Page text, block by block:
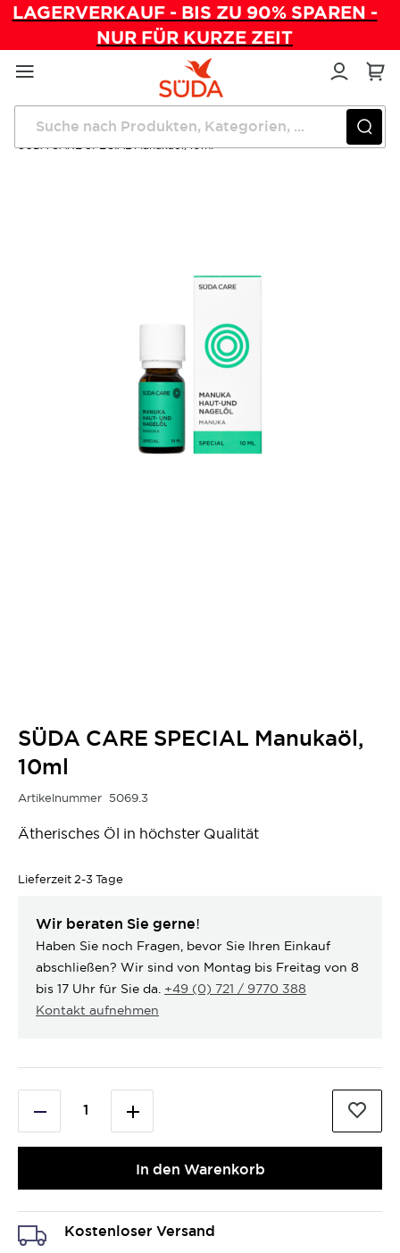
LAGERVERKAUF - BIS ZU 90% SPAREN -
NUR FÜR KURZE ZEIT
Direkt
zum
Inhalt
Startseite
Pflegeprodukte
SÜDA CARE SPECIAL Manukaöl, 10ml
SÜDA CARE SPECIAL Manukaöl,
10ml
Artikelnummer 5069.3
Ätherisches Öl in höchster Qualität
Lieferzeit 2-3 Tage
Wir beraten Sie gerne!
Haben Sie noch Fragen, bevor Sie Ihren Einkauf
abschließen? Wir sind von Montag bis Freitag von 8
bis 17 Uhr für Sie da. +49 (0) 721 / 9770 388
Kontakt aufnehmen
In den Warenkorb
Kostenloser Versand